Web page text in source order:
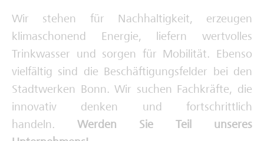
Interviews Auszubildende
Deine Ausbilderinnen und Ausbilder
Wir stehen für Nachhaltigkeit, erzeugen
klimaschonend Energie, liefern wertvolles
Trinkwasser und sorgen für Mobilität. Ebenso
vielfältig sind die Beschäftigungsfelder bei den
Stadtwerken Bonn. Wir suchen Fachkräfte, die
innovativ denken und fortschrittlich
handeln. Werden Sie Teil unseres